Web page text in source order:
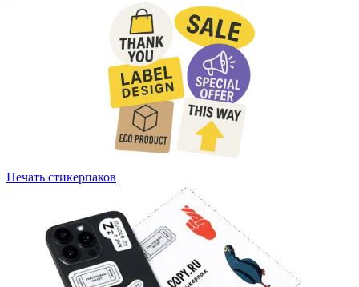
Печать стикерпаков